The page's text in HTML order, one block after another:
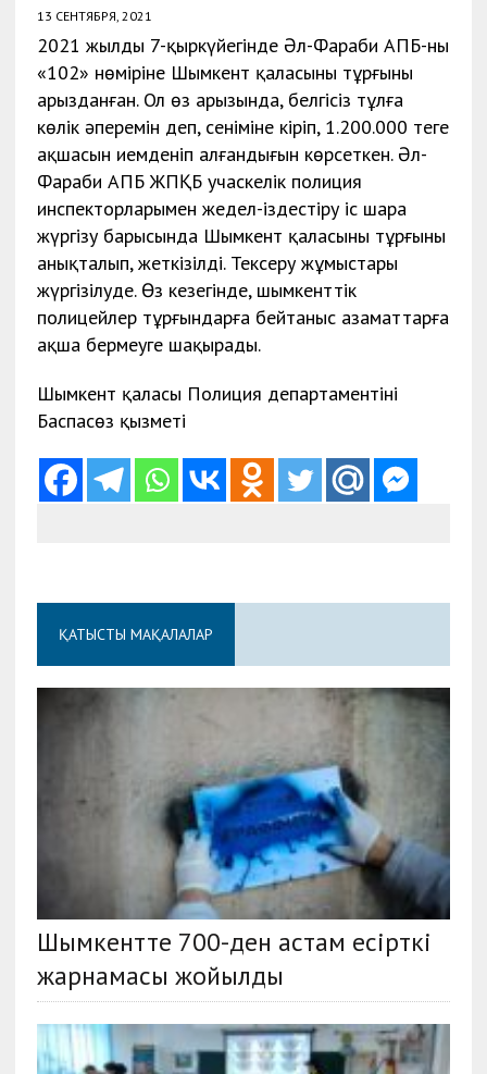
13 СЕНТЯБРЯ, 2021
2021 жылдың 7-қыркүйегінде Әл-Фараби АПБ-ның
«102» нөміріне Шымкент қаласының тұрғыны
арызданған. Ол өз арызында, белгісіз тұлға
көлік әперемін деп, сеніміне кіріп, 1.200.000 теңге
ақшасын иемденіп алғандығын көрсеткен. Әл-
Фараби АПБ ЖПҚБ учаскелік полиция
инспекторларымен жедел-іздестіру іс шара
жүргізу барысында Шымкент қаласының тұрғыны
анықталып, жеткізілді. Тексеру жұмыстары
жүргізілуде. Өз кезегінде, шымкенттік
полицейлер тұрғындарға бейтаныс азаматтарға
ақша бермеуге шақырады.
Шымкент қаласы Полиция департаментінің
Баспасөз қызметі
ҚАТЫСТЫ МАҚАЛАЛАР
Шымкентте 700-ден астам есірткі
жарнамасы жойылды